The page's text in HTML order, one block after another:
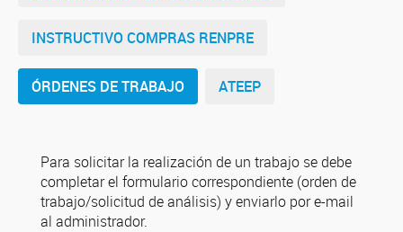
INSTRUCTIVO COMPRAS RENPRE
ÓRDENES DE TRABAJO ATEEP
Para solicitar la realización de un trabajo se debe
completar el formulario correspondiente (orden de
trabajo/solicitud de análisis) y enviarlo por e-mail
al administrador.